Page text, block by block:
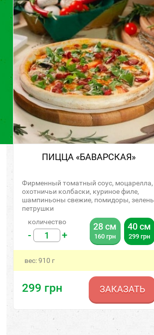
ПИЦЦА «БАВАРСКАЯ»
Фирменный томатный соус, моцарелла,
охотничьи колбаски, куриное филе,
шампиньоны свежие, помидоры, зелень
петрушки
количество
- +
28 см
160 грн
40 см
299 грн
вес:910 г
299 грн ЗАКАЗАТЬ